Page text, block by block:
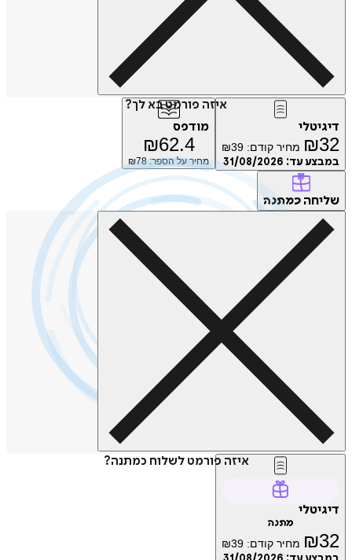
איזה פורמט בא לך?
₪ מחיר קודם: ₪39
עד:31/08/2026
מודפס
₪62.4
מחיר על הספר: ₪78
כמתנה
איזה פורמט לשלוח כמתנה?
₪ מחיר קודם: ₪39